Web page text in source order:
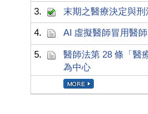
3. 末期之醫療決定與刑
4. AI 虛擬醫師冒用醫
5.
醫師法第 28 條「醫
為中心